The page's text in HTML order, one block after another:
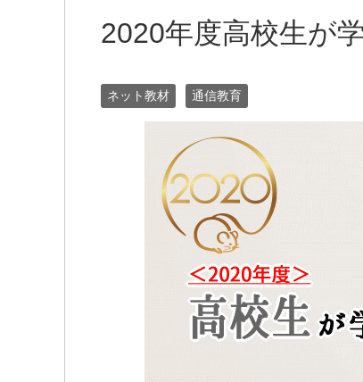
2020年度高校生が
ネット教材 通信教育